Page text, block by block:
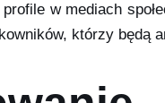
w mediach
którzy będą